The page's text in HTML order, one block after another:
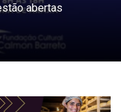
abertas